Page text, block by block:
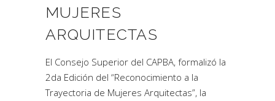
MUJERES
ARQUITECTAS
El Consejo Superior del CAPBA, formalizó la
2da Edición del “Reconocimiento a la
Trayectoria de Mujeres Arquitectas”, la